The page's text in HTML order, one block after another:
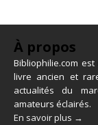
À propos
Bibliophilie.com
livre ancien et
actualités du
amateurs éclairés.
En savoir plus →